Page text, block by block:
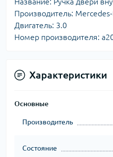
Производитель:
Двигатель: 3.0
Номер производителя:
Характеристики
Основные
Производитель
Состояние